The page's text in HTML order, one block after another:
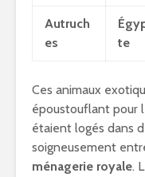
Autruch
es
te
Ces animaux
époustouflant pour
étaient logés dans
soigneusement
ménagerie royale.